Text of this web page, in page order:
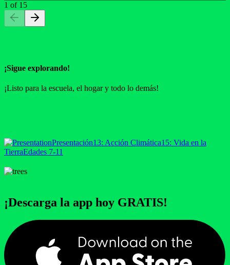
1 of 15
¡Sigue explorando!
¡Listo para la escuela, el hogar y todo lo demás!
Presentación13: Acción Climática15: Vida en la
TierraEdades 7-11
¡Descarga la app hoy GRATIS!